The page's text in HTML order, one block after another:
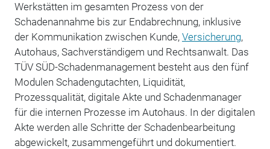
Werkstätten im gesamten Prozess von der
Schadenannahme bis zur Endabrechnung, inklusive
der Kommunikation zwischen Kunde, Versicherung,
Autohaus, Sachverständigem und Rechtsanwalt. Das
TÜV SÜD-Schadenmanagement besteht aus den fünf
Modulen Schadengutachten, Liquidität,
Prozessqualität, digitale Akte und Schadenmanager
für die internen Prozesse im Autohaus. In der digitalen
Akte werden alle Schritte der Schadenbearbeitung
abgewickelt, zusammengeführt und dokumentiert.